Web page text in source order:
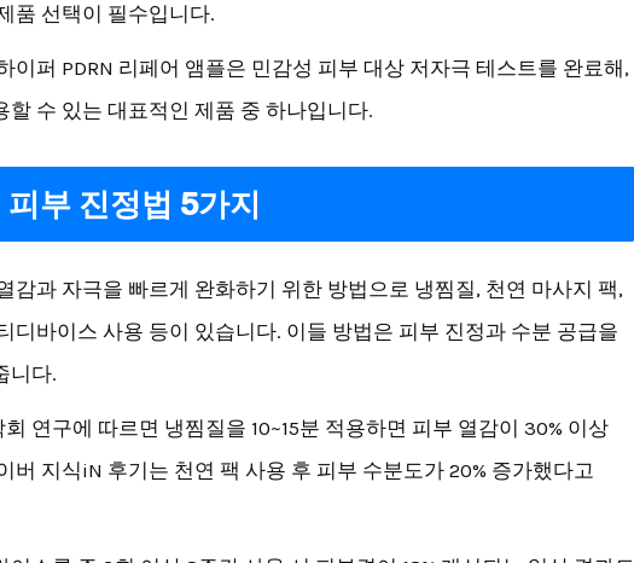
품 선택이 필수입니다.
이퍼 PDRN 리페어 앰플은 민감성 피부 대상 저자극 테스트를 완료해,
할 수 있는 대표적인 제품 중 하나입니다.
부 진정법 5가지
감과 자극을 빠르게 완화하기 위한 방법으로 냉찜질, 천연 마사지 팩,
디바이스 사용 등이 있습니다. 이들 방법은 피부 진정과 수분 공급을
니다.
연구에 따르면 냉찜질을 10~15분 적용하면 피부 열감이 30% 이상
버 지식iN 후기는 천연 팩 사용 후 피부 수분도가 20% 증가했다고